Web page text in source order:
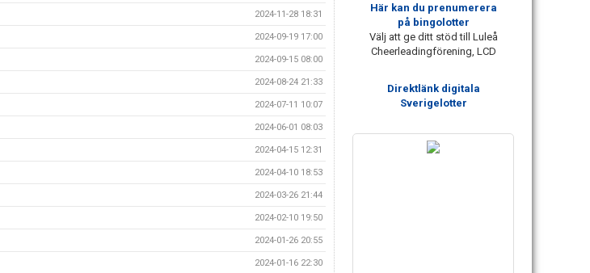
2024-11-28 18:31
2024-09-19 17:00
2024-09-15 08:00
2024-08-24 21:33
2024-07-11 10:07
2024-06-01 08:03
2024-04-15 12:31
2024-04-10 18:53
2024-03-26 21:44
2024-02-10 19:50
2024-01-26 20:55
2024-01-16 22:30
Här kan du prenumerera
på bingolotter
Välj att ge ditt stöd till Luleå
Cheerleadingförening, LCD
Direktlänk digitala
Sverigelotter